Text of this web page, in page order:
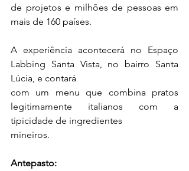
de projetos e milhões de pessoas em
mais de 160 países.
A experiência acontecerá no Espaço
Labbing Santa Vista, no bairro Santa
Lúcia, e contará
com um menu que combina pratos
legitimamente italianos com a
tipicidade de ingredientes
mineiros.
Antepasto: